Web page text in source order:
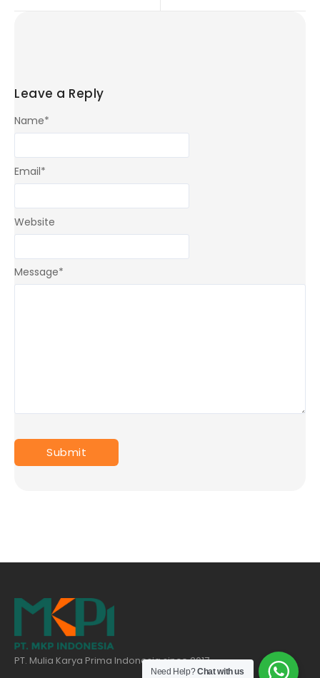
Leave a Reply
Message*
Name*
Email*
Website
PT. Mulia Karya Prima Indonesia since 2017
Need Help?Chat with us